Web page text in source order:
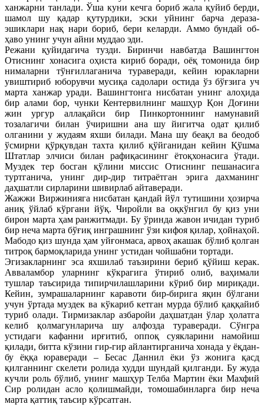
ханжарни танлади. Ўша куни кечга бориб жала қуйиб берди,
шамол шу қадар қутурдики, эски уйнинг барча дераза-
эшиклари нақ нари бориб, бери келарди. Аммо бундай об-
ҳаво унинг учун айни муддао эди.
Режани қуйидагича тузди. Биринчи навбатда Вашингтон
Отиснинг хонасига оҳиста кириб боради, оёқ томонида бир
нималарни тўнғиллаганича тураверади, кейин юракларни
увиштириб юборувчи мусиқа садолари остида ўз бўғзига уч
марта ханжар уради. Вашингтонга нисбатан унинг алоҳида
бир алами бор, чунки Кентервилнинг машҳур Қон Доғини
жин ургур аллақайси бир Пинкортоннинг намунавий
тозалагичи билан ўчиришни ана шу йигитча одат қилиб
олганини у жудаям яхши билади. Мана шу беақл ва беодоб
ўсмирни қўрқувдан тахта қилиб қўйганидан кейин Қўшма
Штатлар элчиси билан рафиқасининг ётоқхонасига ўтади.
Муздек тер босган қўлини миссис Отиснинг пешанасига
туртганича, унинг дир-дир титраётган эрига дахманинг
даҳшатли сирларини шивирлаб айтаверади.
Жажжи Виржинияга нисбатан қандай йўл тутишини ҳозирча
аниқ ўйлаб кўргани йўқ. Чиройли ва оқкўнгил бу қиз уни
бирон марта ҳам ранжитмади. Бу ўринда жавон ичидан туриб
бир неча марта бўғиқ инграшнинг ўзи кифоя қилар, ҳойнаҳой.
Мабодо қиз шунда ҳам уйғонмаса, арвоҳ акашак бўлиб қолган
титроқ бармоқларида унинг устидан чойшабни тортади.
Эгизакларнинг эса яхшилаб таъзирини бериб қўйиш керак.
Авваламбор уларнинг кўкрагига ўтириб олиб, ваҳимали
тушлар таъсирида типирчилашларини кўриб бир мириқади.
Кейин, зумрашаларнинг каравоти бир-бирига яқин бўлгани
учун ўртада муздек ва кўкариб кетган мурда бўлиб қаққайиб
туриб олади. Тирмизаклар азбаройи даҳшатдан ўлар ҳолатга
келиб қолмагунларича шу алфозда тураверади. Сўнгра
устидаги кафанни ирғитиб, оппоқ суякларини намойиш
қилади, битта кўзини гир-гир айлантирганича хонада у ёқдан-
бу ёққа юраверади – Бесас Даннил ёки ўз жонига қасд
қилганнинг скелети ролида худди шундай қилганди. Бу жуда
кучли роль бўлиб, унинг машҳур Телба Мартин ёки Махфий
Сир ролидан асло қолишмайди, томошабинларга бир неча
марта қаттиқ таъсир кўрсатган.